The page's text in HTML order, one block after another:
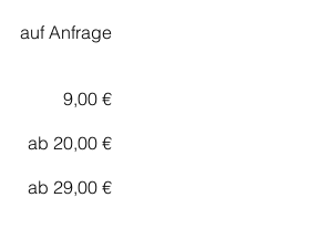
auf Anfrage
9,00 €
ab 20,00 €
ab 29,00 €